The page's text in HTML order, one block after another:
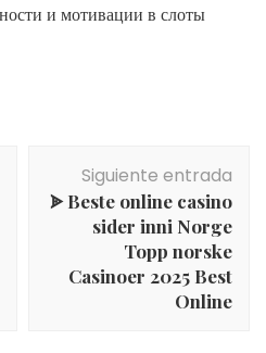
и мотивации в слоты
Siguiente entrada
ᗎ Beste online casino
sider inni Norge
Topp norske
Casinoer 2025 Best
Online